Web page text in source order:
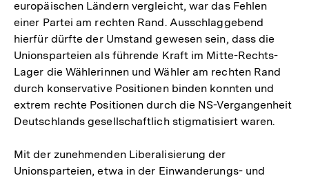
europäischen Ländern vergleicht, war das Fehlen
einer Partei am rechten Rand. Ausschlaggebend
hierfür dürfte der Umstand gewesen sein, dass die
Unionsparteien als führende Kraft im Mitte-Rechts-
Lager die Wählerinnen und Wähler am rechten Rand
durch konservative Positionen binden konnten und
extrem rechte Positionen durch die NS-Vergangenheit
Deutschlands gesellschaftlich stigmatisiert waren.
Mit der zunehmenden Liberalisierung der
Unionsparteien, etwa in der Einwanderungs- und